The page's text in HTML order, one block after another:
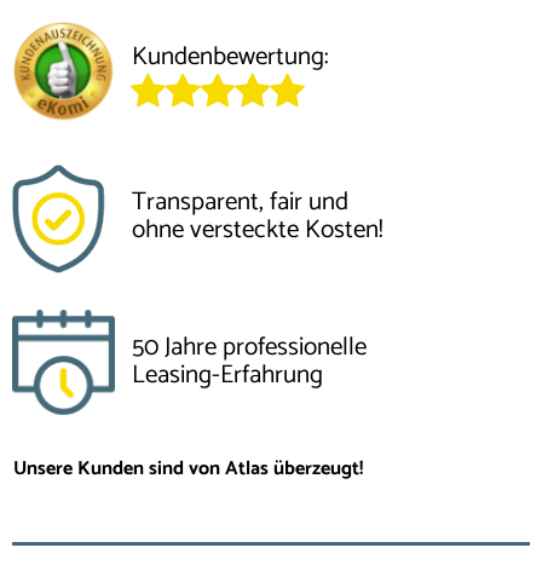
Kundenbewertung:
Transparent, fair und
ohne versteckte Kosten!
50 Jahre professionelle
Leasing-Erfahrung
Unsere Kunden sind von Atlas überzeugt!